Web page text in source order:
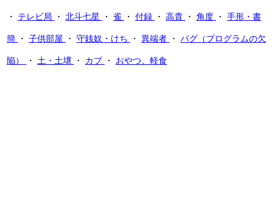
・ テレビ局 ・ 北斗七星 ・ 雀 ・ 付録 ・ 高貴 ・ 角度 ・ 手形・書
簡 ・ 子供部屋 ・ 守銭奴・けち ・ 異端者 ・ バグ（プログラムの欠
陥） ・ 土・土壌 ・ カブ ・ おやつ、軽食